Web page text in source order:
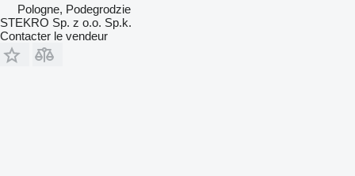
Pologne, Podegrodzie
STEKRO Sp. z o.o. Sp.k.
Contacter le vendeur